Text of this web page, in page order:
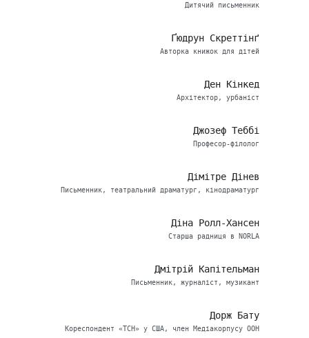
Дитячий письменник
Ґюдрун Скреттінґ
Авторка книжок для дітей
Ден Кінкед
Архітектор, урбаніст
Джозеф Теббі
Професор-філолог
Дімітре Дінев
Письменник, театральний драматург, кінодраматург
Діна Ролл-Хансен
Старша радниця в NORLA
Дмітрій Капітельман
Письменник, журналіст, музикант
Дорж Бату
Кореспондент «ТСН» у США, член Медіакорпусу ООН